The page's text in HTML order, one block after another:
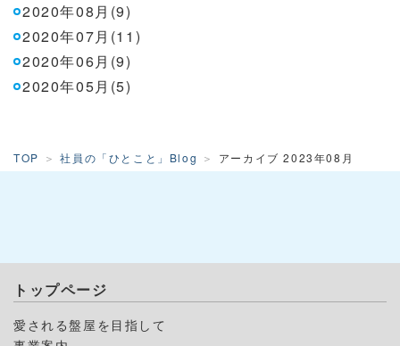
2020年08月(9)
2020年07月(11)
2020年06月(9)
2020年05月(5)
TOP 社員の「ひとこと」Blog アーカイブ 2023年08月
トップページ
愛される盤屋を目指して